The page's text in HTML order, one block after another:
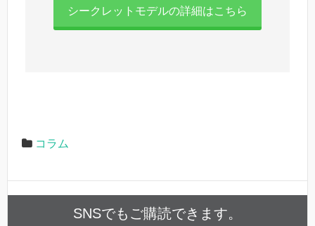
シークレットモデルの詳細はこちら
コラム
SNSでもご購読できます。